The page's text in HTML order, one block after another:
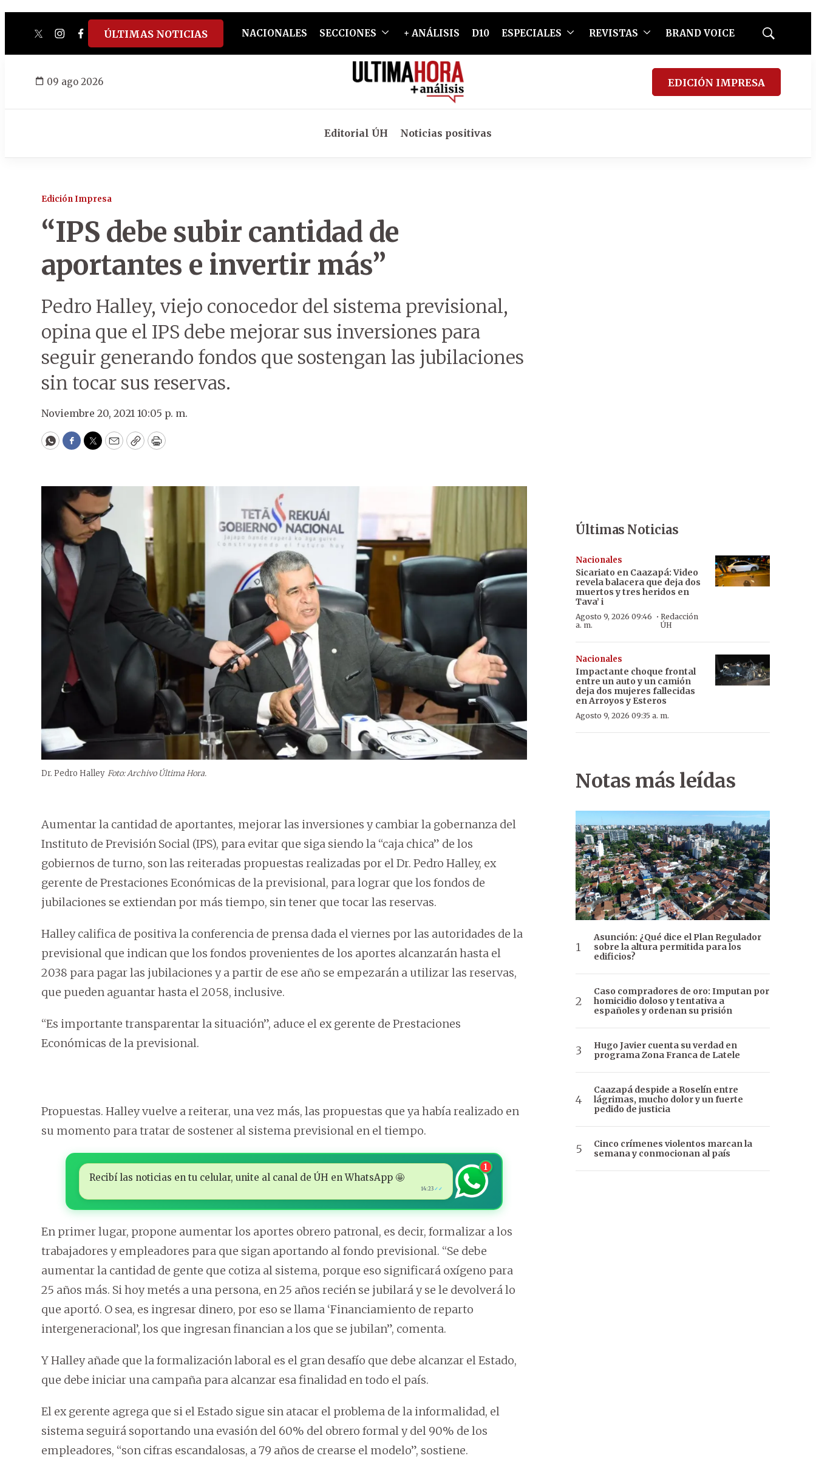
twitterinstagram
facebook
tiktokyoutube
spotify
ÚLTIMAS NOTICIAS NACIONALES SECCIONES + ANÁLISIS D10 ESPECIALES REVISTAS BRAND VOICE
Mostrar
09 ago 2026 EDICIÓN IMPRESA
Editorial ÚH Noticias positivas
Edición Impresa
“IPS debe subir cantidad de
aportantes e invertir más”
Pedro Halley, viejo conocedor del sistema previsional,
opina que el IPS debe mejorar sus inversiones para
seguir generando fondos que sostengan las jubilaciones
sin tocar sus reservas.
Noviembre 20, 2021 10:05 p. m.
WhatsApp
Facebook
Twitter
EmailCopyPrint
Dr. Pedro Halley Foto: Archivo Última Hora.
Aumentar la cantidad de aportantes, mejorar las inversiones y cambiar la gobernanza del
Instituto de Previsión Social (IPS), para evitar que siga siendo la “caja chica” de los
gobiernos de turno, son las reiteradas propuestas realizadas por el Dr. Pedro Halley, ex
gerente de Prestaciones Económicas de la previsional, para lograr que los fondos de
jubilaciones se extiendan por más tiempo, sin tener que tocar las reservas.
Halley califica de positiva la conferencia de prensa dada el viernes por las autoridades de la
previsional que indican que los fondos provenientes de los aportes alcanzarán hasta el
2038 para pagar las jubilaciones y a partir de ese año se empezarán a utilizar las reservas,
que pueden aguantar hasta el 2058, inclusive.
“Es importante transparentar la situación”, aduce el ex gerente de Prestaciones
Económicas de la previsional.
Propuestas. Halley vuelve a reiterar, una vez más, las propuestas que ya había realizado en
su momento para tratar de sostener al sistema previsional en el tiempo.
Recibí las noticias en tu celular, unite al canal de ÚH en WhatsApp 🤩
14:23 ✓✓
1
En primer lugar, propone aumentar los aportes obrero patronal, es decir, formalizar a los
trabajadores y empleadores para que sigan aportando al fondo previsional. “Se debe
aumentar la cantidad de gente que cotiza al sistema, porque eso significará oxígeno para
25 años más. Si hoy metés a una persona, en 25 años recién se jubilará y se le devolverá lo
que aportó. O sea, es ingresar dinero, por eso se llama ‘Financiamiento de reparto
intergeneracional’, los que ingresan financian a los que se jubilan”, comenta.
Y Halley añade que la formalización laboral es el gran desafío que debe alcanzar el Estado,
que debe iniciar una campaña para alcanzar esa finalidad en todo el país.
El ex gerente agrega que si el Estado sigue sin atacar el problema de la informalidad, el
sistema seguirá soportando una evasión del 60% del obrero formal y del 90% de los
empleadores, “son cifras escandalosas, a 79 años de crearse el modelo”, sostiene.
Últimas Noticias
Nacionales
Sicariato en Caazapá: Video
revela balacera que deja dos
muertos y tres heridos en
Tava’ i
Agosto 9, 2026 09:46
a. m.
·Redacción
ÚH
Nacionales
Impactante choque frontal
entre un auto y un camión
deja dos mujeres fallecidas
en Arroyos y Esteros
Agosto 9, 2026 09:35 a. m.
Notas más leídas
Asunción: ¿Qué dice el Plan Regulador
sobre la altura permitida para los
edificios?
Caso compradores de oro: Imputan por
homicidio doloso y tentativa a
españoles y ordenan su prisión
Hugo Javier cuenta su verdad en
programa Zona Franca de Latele
Caazapá despide a Roselín entre
lágrimas, mucho dolor y un fuerte
pedido de justicia
Cinco crímenes violentos marcan la
semana y conmocionan al país